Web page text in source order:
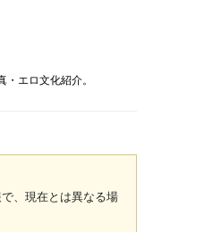
エロ文化紹介。
、現在とは異なる場